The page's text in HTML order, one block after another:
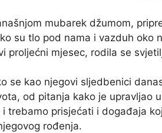
mubarek džumom,
su tlo pod nama i vazduh oko
proljećni mjesec, rodila se
se kao njegovi sljedbenici
od pitanja kako je upravljao
i trebamo prisjećati i događaja
rođenja.